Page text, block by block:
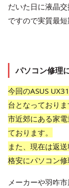
だいた日に液晶交
ですので実質最
パソコン修理
今回のASUS
台となっており
市近郊にある家
ております。
また、現在は返
格安にパソコン
メーカーや羽咋